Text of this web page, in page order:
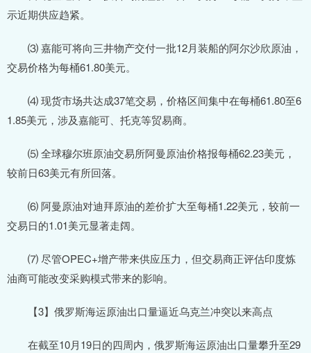
示近期供应趋紧。
⑶ 嘉能可将向三井物产交付一批12月装船的阿尔沙欣原油，
交易价格为每桶61.80美元。
⑷ 现货市场共达成37笔交易，价格区间集中在每桶61.80至6
1.85美元，涉及嘉能可、托克等贸易商。
⑸ 全球穆尔班原油交易所阿曼原油价格报每桶62.23美元，
较前日63美元有所回落。
⑹ 阿曼原油对迪拜原油的差价扩大至每桶1.22美元，较前一
交易日的1.01美元显著走阔。
⑺ 尽管OPEC+增产带来供应压力，但交易商正评估印度炼
油商可能改变采购模式带来的影响。
【3】俄罗斯海运原油出口量逼近乌克兰冲突以来高点
在截至10月19日的四周内，俄罗斯海运原油出口量攀升至29